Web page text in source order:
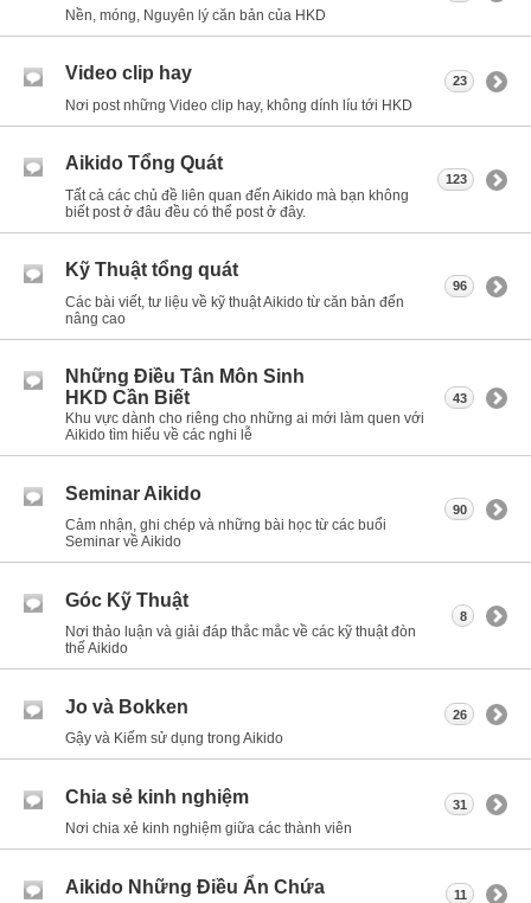
Nền, móng, Nguyên lý căn bản của HKD
Video clip hay
Nơi post những Video clip hay, không dính líu tới HKD
23
Aikido Tổng Quát
Tất cả các chủ đề liên quan đến Aikido mà bạn không
biết post ở đâu đều có thể post ở đây.
123
Kỹ Thuật tổng quát
Các bài viết, tư liệu về kỹ thuật Aikido từ căn bản đến
nâng cao
96
Những Điều Tân Môn Sinh
HKD Cần Biết
Khu vực dành cho riêng cho những ai mới làm quen với
Aikido tìm hiểu về các nghi lễ
43
Seminar Aikido
Cảm nhận, ghi chép và những bài học từ các buổi
Seminar về Aikido
90
Góc Kỹ Thuật
Nơi thảo luận và giải đáp thắc mắc về các kỹ thuật đòn
thế Aikido
8
Jo và Bokken
Gậy và Kiếm sử dụng trong Aikido
26
Chia sẻ kinh nghiệm
Nơi chia xẻ kinh nghiệm giữa các thành viên
31
Aikido Những Điều Ẩn Chứa 11